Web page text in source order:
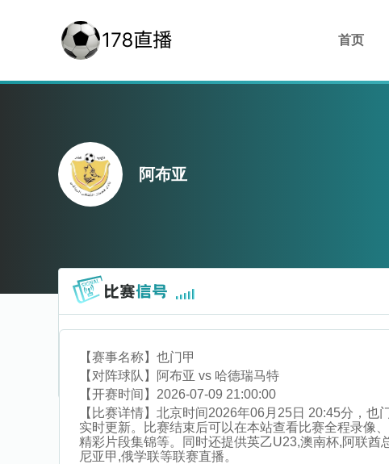
首页
阿布亚
【赛事名称】 也门甲
【对阵球队】
阿布亚 vs 哈德瑞马特
【开赛时间】 2026-07-09 21:00:00
【比赛详情】 北京时间2026年06月25日 20:45分，也
实时更新。比赛结束后可以在本站查看比赛全程录像
精彩片段集锦等。同时还提供英乙U23,澳南杯,阿联
尼亚甲,俄学联等联赛直播。